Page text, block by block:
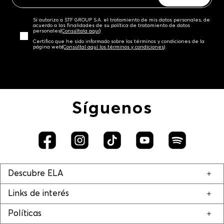
Sí autorizo a STF GROUP S.A. el tratamiento de mis datos personales, de
acuerdo a las finalidades de su política de tratamiento de datos
personales‎(Consúltala aquí)
Certifico que he sido informado sobre los términos y condiciones de la
página web‎(Consúltal aquí los términos y condiciones)
Síguenos
Descubre ELA
Links de interés
Políticas